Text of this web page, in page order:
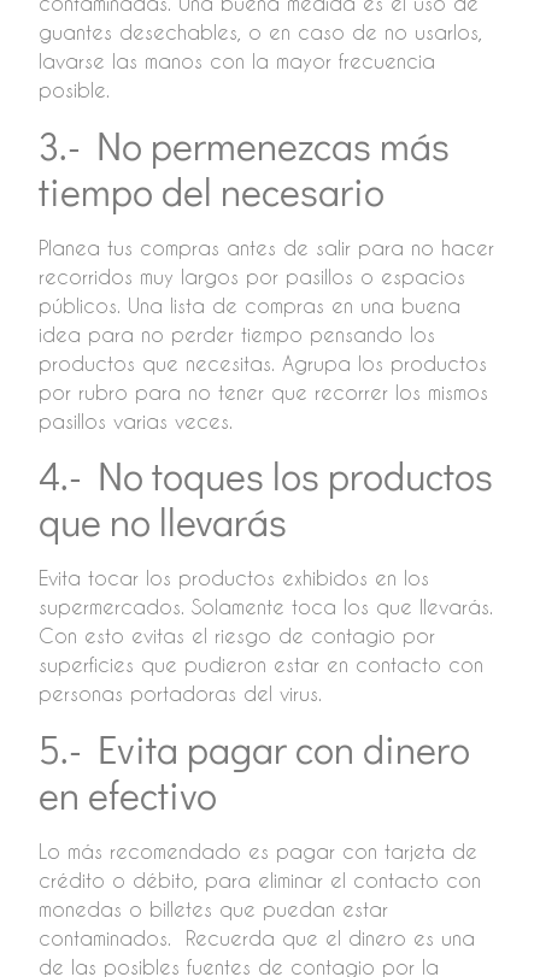
guantes desechables, o en caso de no usarlos,
lavarse las manos con la mayor frecuencia
posible.
3.- No permenezcas más
tiempo del necesario
Planea tus compras antes de salir para no hacer
recorridos muy largos por pasillos o espacios
públicos. Una lista de compras en una buena
idea para no perder tiempo pensando los
productos que necesitas. Agrupa los productos
por rubro para no tener que recorrer los mismos
pasillos varias veces.
4.- No toques los productos
que no llevarás
Evita tocar los productos exhibidos en los
supermercados. Solamente toca los que llevarás.
Con esto evitas el riesgo de contagio por
superficies que pudieron estar en contacto con
personas portadoras del virus.
5.- Evita pagar con dinero
en efectivo
Lo más recomendado es pagar con tarjeta de
crédito o débito, para eliminar el contacto con
monedas o billetes que puedan estar
contaminados. Recuerda que el dinero es una
de las posibles fuentes de contagio por la